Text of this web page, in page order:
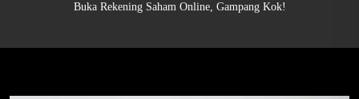
Buka Rekening Saham Online, Gampang Kok!